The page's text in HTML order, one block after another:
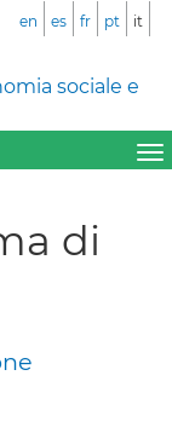
sociale e
en es fr pt it
di